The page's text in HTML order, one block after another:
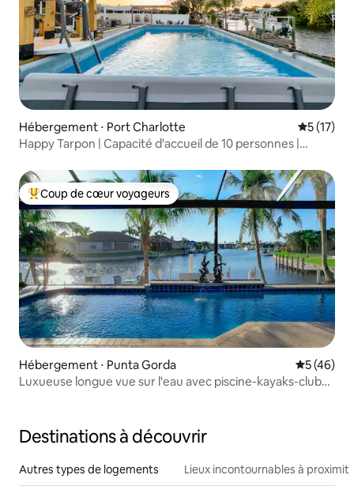
Hébergement ⋅ Port Charlotte
5 (17)
Happy Tarpon | Capacité d'accueil de 10 personnes |
Coups de cœur voyageurs les plus appréciés
Coup de cœur voyageurs
Hébergement ⋅ Punta Gorda
5 (46)
Luxueuse longue vue sur l'eau avec piscine-kayaks-clubs-
Destinations à découvrir
Autres types de logements Lieux incontournables à